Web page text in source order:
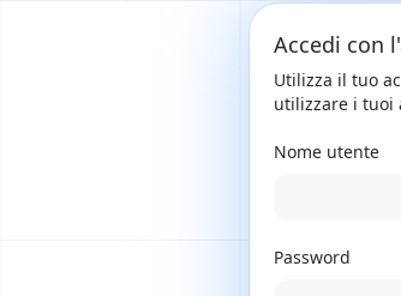
Accedi con
Utilizza il tuo
utilizzare i tuoi
Nome utente
Password